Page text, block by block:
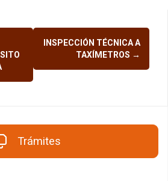
INSPECCIÓN TÉCNICA A
TAXÍMETROS →
Trámites